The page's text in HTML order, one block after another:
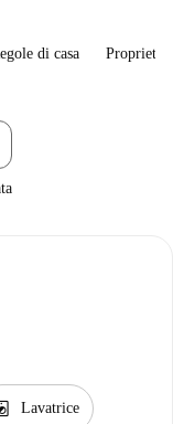
di casa
Lavatrice